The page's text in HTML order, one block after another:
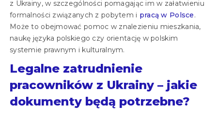
z Ukrainy, w szczególności pomagając im w załatwieniu
formalności związanych z pobytem i pracą w Polsce.
Może to obejmować pomoc w znalezieniu mieszkania,
naukę języka polskiego czy orientację w polskim
systemie prawnym i kulturalnym.
Legalne zatrudnienie
pracowników z Ukrainy – jakie
dokumenty będą potrzebne?